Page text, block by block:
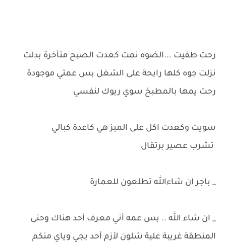
رحت طفيت ...الضوه نمت كعدت الصبح متأخرة بدلت
نزلت جوه كلها رايحة على الشغل بس عمتي موجودة
رحت يمها بالمطبخ سوي ريوك لنفسي
سويت وكعدت اكل على الميز هي كاعدة كبالي
تشرب عصير برتقال
_ باجر ان شاءالله تطلعون للعمارة
_ ان شاء الله .. بس عمه أني معرف أحد هناك وحتى
المنطقة غريبة علية شلون لأزم أحد يجي وياي منكم